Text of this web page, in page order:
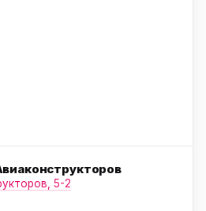
5-2